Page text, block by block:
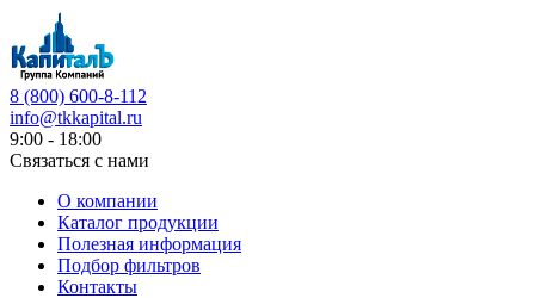
8 (800) 600-8-112
info@tkkapital.ru
9:00 - 18:00
Связаться с нами
О компании
Каталог продукции
Полезная информация
Подбор фильтров
Контакты